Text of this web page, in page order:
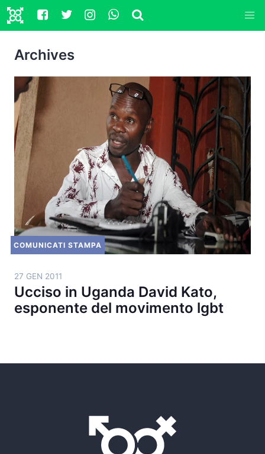
Archives
COMUNICATI STAMPA
27 GEN 2011
Ucciso in Uganda David Kato,
esponente del movimento lgbt